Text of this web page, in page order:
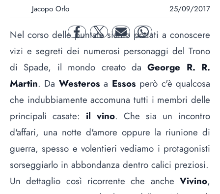
Jacopo Orlo 25/09/2017
facebooktwitter mail whatsapp
Nel corso delle puntate siamo portati a conoscere
vizi e segreti dei numerosi personaggi del Trono
di Spade, il mondo creato daGeorge R. R.
Martin. Da Westeros a Essos però c'è qualcosa
che indubbiamente accomuna tutti i membri delle
principali casate: il vino. Che sia un incontro
d'affari, una notte d'amore oppure la riunione di
guerra, spesso e volentieri vediamo i protagonisti
sorseggiarlo in abbondanza dentro calici preziosi.
Un dettaglio così ricorrente che anche Vivino,